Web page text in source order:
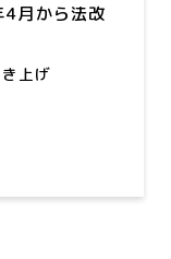
月から法改
上げ